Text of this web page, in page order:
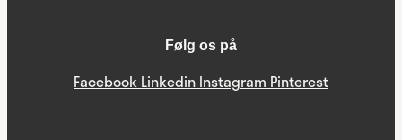
Følg os på
Facebook Linkedin Instagram Pinterest